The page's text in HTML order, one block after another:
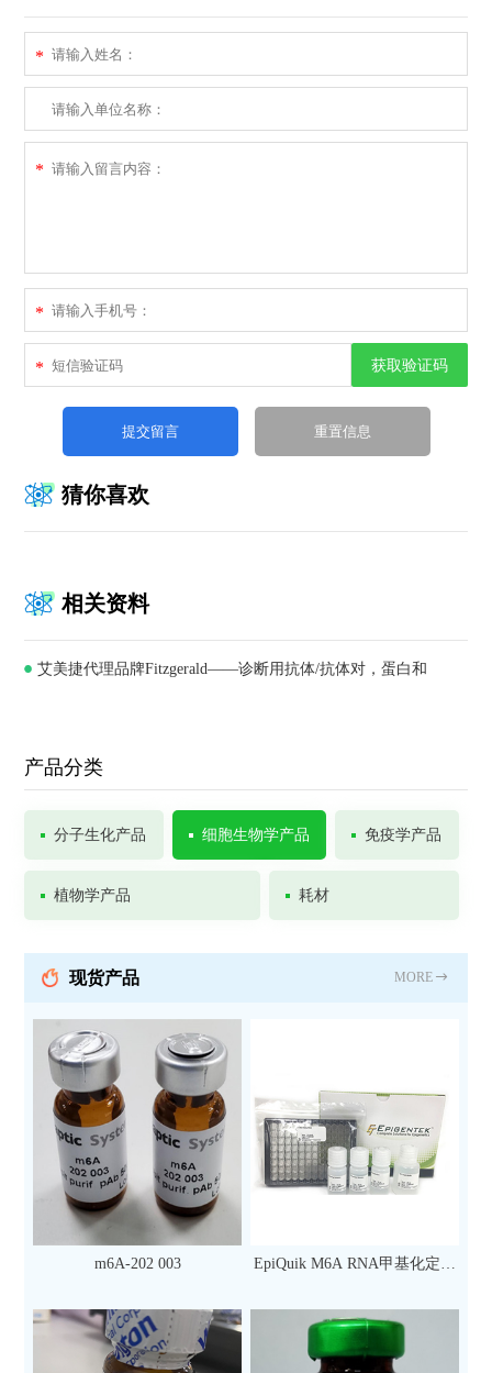
*
*
*
* 获取验证码
猜你喜欢
相关资料
艾美捷代理品牌Fitzgerald——诊断用抗体/抗体对，蛋白和
产品分类
分子生化产品 细胞生物学产品 免疫学产品
植物学产品 耗材
现货产品 MORE
m6A-202 003
EpiQuik M6A RNA甲基化定量
次）